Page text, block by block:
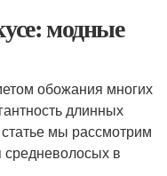
модные
обожания многих
длинных
мы рассмотрим
в